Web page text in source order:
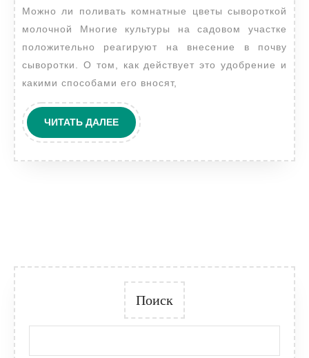
цветы
Можно ли поливать комнатные цветы сывороткой
молочной Многие культуры на садовом участке
положительно реагируют на внесение в почву
сыворотки. О том, как действует это удобрение и
какими способами его вносят,
ЧИТАТЬ ДАЛЕЕЧИТАТЬ
ДАЛЕЕ
Поиск